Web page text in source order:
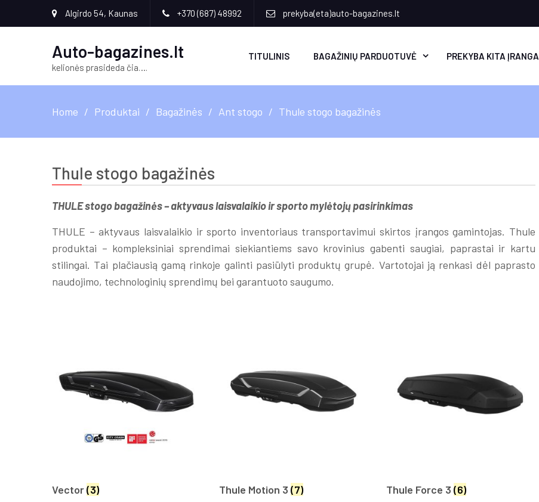
Algirdo 54, Kaunas +370 (687) 48992 prekyba(eta)auto-bagazines.lt
Auto-bagazines.lt
kelionės prasideda čia….
TITULINIS BAGAŽINIŲ PARDUOTUVĖ PREKYBA KITA ĮRANGA
Home Produktai Bagažinės Ant stogo Thule stogo bagažinės
Thule stogo bagažinės
THULE stogo bagažinės – aktyvaus laisvalaikio ir sporto mylėtojų pasirinkimas
THULE – aktyvaus laisvalaikio ir sporto inventoriaus transportavimui skirtos įrangos gamintojas. Thule
produktai – kompleksiniai sprendimai siekiantiems savo krovinius gabenti saugiai, paprastai ir kartu
stilingai. Tai plačiausią gamą rinkoje galinti pasiūlyti produktų grupė. Vartotojai ją renkasi dėl paprasto
naudojimo, technologinių sprendimų bei garantuoto saugumo.
Vector(3) Thule Motion 3 (7) Thule Force 3 (6)